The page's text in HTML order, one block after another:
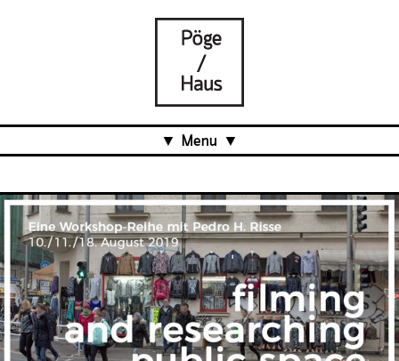
Menu
Projects
Über uns
Was ist das Pöge-Haus?
Team
Organisation